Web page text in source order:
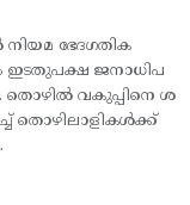
നിയമ ഭേദഗതിക
ഇടതുപക്ഷ ജനാധിപ
വകുപ്പിനെ ശ
തൊഴിലാളികള്‍ക്ക്